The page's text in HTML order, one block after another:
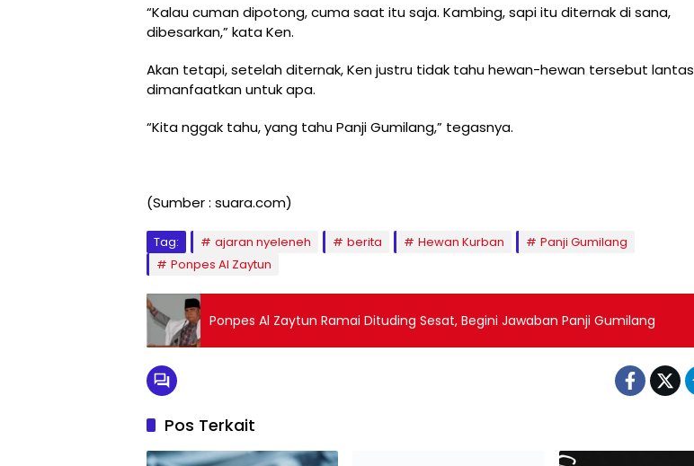
“Kalau cuman dipotong, cuma saat itu saja. Kambing, sapi itu diternak di sana,
dibesarkan,” kata Ken.
Akan tetapi, setelah diternak, Ken justru tidak tahu hewan-hewan tersebut lantas
dimanfaatkan untuk apa.
“Kita nggak tahu, yang tahu Panji Gumilang,” tegasnya.
(Sumber : suara.com)
Tag: ajaran nyeleneh berita Hewan Kurban
Panji Gumilang
Ponpes Al Zaytun
Ponpes Al Zaytun Ramai Dituding Sesat, Begini Jawaban Panji Gumilang
Pos Terkait